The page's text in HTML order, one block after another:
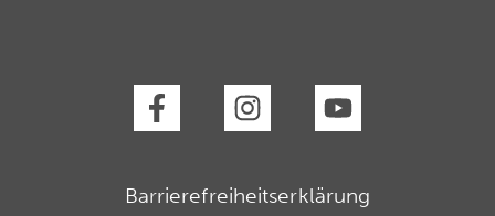
Barrierefreiheitserklärung